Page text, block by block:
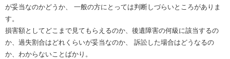
が妥当なのかどうか、 一般の方にとっては判断しづらいところがありま
す。
損害額としてどこまで見てもらえるのか、後遺障害の何級に該当するの
か、過失割合はどれくらいが妥当なのか、 訴訟した場合はどうなるの
か、わからないことばかり。